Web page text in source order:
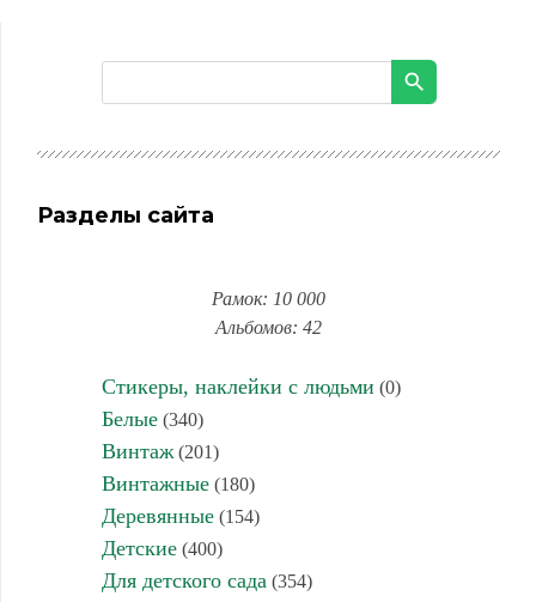
Разделы сайта
Рамок: 10 000
Альбомов: 42
Стикеры, наклейки с людьми (0)
Белые(340)
Винтаж(201)
Винтажные(180)
Деревянные(154)
Детские(400)
Для детского сада (354)